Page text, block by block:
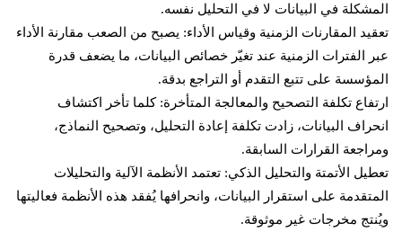
المشكلة في البيانات لا في التحليل نفسه.
تعقيد المقارنات الزمنية وقياس الأداء: يصبح من الصعب مقارنة الأداء
عبر الفترات الزمنية عند تغيّر خصائص البيانات، ما يضعف قدرة
المؤسسة على تتبع التقدم أو التراجع بدقة.
ارتفاع تكلفة التصحيح والمعالجة المتأخرة: كلما تأخر اكتشاف
انحراف البيانات، زادت تكلفة إعادة التحليل، وتصحيح النماذج،
ومراجعة القرارات السابقة.
تعطيل الأتمتة والتحليل الذكي: تعتمد الأنظمة الآلية والتحليلات
المتقدمة على استقرار البيانات، وانحرافها يُفقد هذه الأنظمة فعاليتها
ويُنتج مخرجات غير موثوقة.